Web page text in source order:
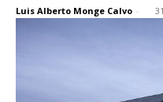
Luis Alberto Monge Calvo -